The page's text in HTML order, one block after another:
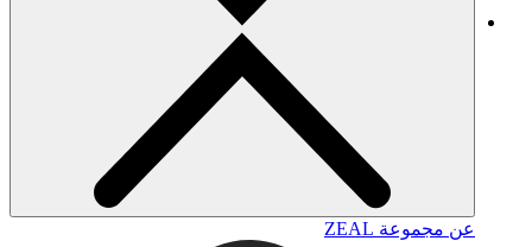
عن مجموعة ZEAL